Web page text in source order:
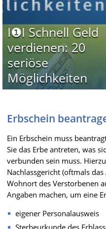
I❶I Schnell Geld
verdienen: 20
seriöse
Möglichkeiten
Erbschein
Ein Erbschein muss
Sie das Erbe antreten, was
verbunden sein muss.
Nachlassgericht (oftmals
Wohnort des Verstorbenen
Angaben machen, um eine
eigener Personalausweis
Sterbeurkunde des